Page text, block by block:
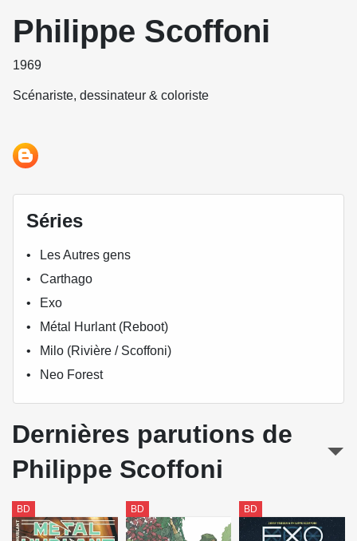
Philippe Scoffoni
1969
Scénariste, dessinateur & coloriste
Séries
Les Autres gens
Carthago
Exo
Métal Hurlant (Reboot)
Milo (Rivière / Scoffoni)
Neo Forest
Dernières parutions de
Philippe Scoffoni
BD BD BD